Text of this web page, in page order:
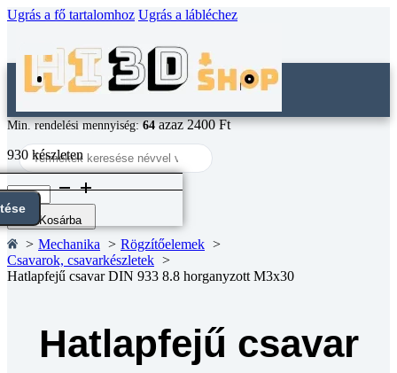
Ugrás a fő tartalomhoz Ugrás a lábléchez
Search
...
Min. rendelési mennyiség:64azaz 2400 Ft
930 készleten
Hatlapfejű
csavar
DIN
933
8.8
horganyzott
M3x30
Kosárba
Mechanika
Rögzítőelemek
Csavarok, csavarkészletek
Hatlapfejű csavar DIN 933 8.8 horganyzott M3x30
Hatlapfejű csavar